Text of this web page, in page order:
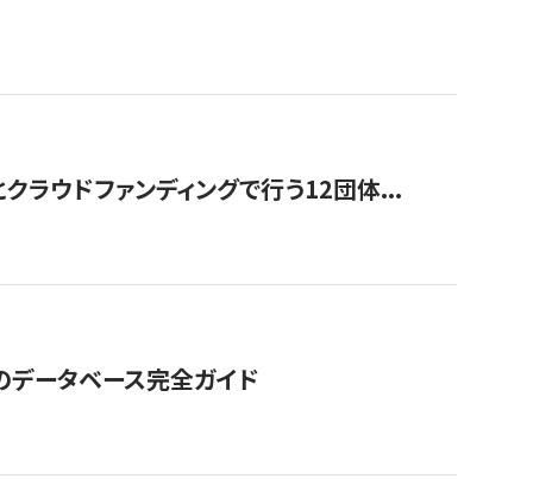
クラウドファンディングで行う12団体...
ータベース完全ガイド